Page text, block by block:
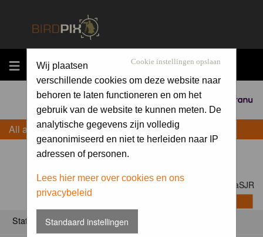
MENU
Sponsored by
Cookie instellingen opslaan
Wij plaatsen
verschillende cookies om deze website naar
behoren te laten functioneren en om het
gebruik van de website te kunnen meten. De
analytische gegevens zijn volledig
geanonimiseerd en niet te herleiden naar IP
adressen of personen.
Lees hier meer over cookies en ons
privacybeleid
Standaard instellingen
All about DijkstraSJR
Contact DijkstraSJR
Status